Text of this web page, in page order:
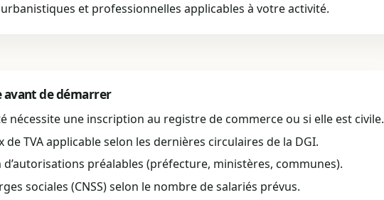
et professionnelles applicables à votre activité.
de démarrer
nécessite une inscription au registre de commerce ou si elle est civile.
de TVA applicable selon les dernières circulaires de la DGI.
d’autorisations préalables (préfecture, ministères, communes).
sociales (CNSS) selon le nombre de salariés prévus.